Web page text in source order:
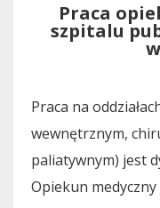
Praca
szpitalu
Praca na
wewnętrznym,
paliatywnym) jest
Opiekun